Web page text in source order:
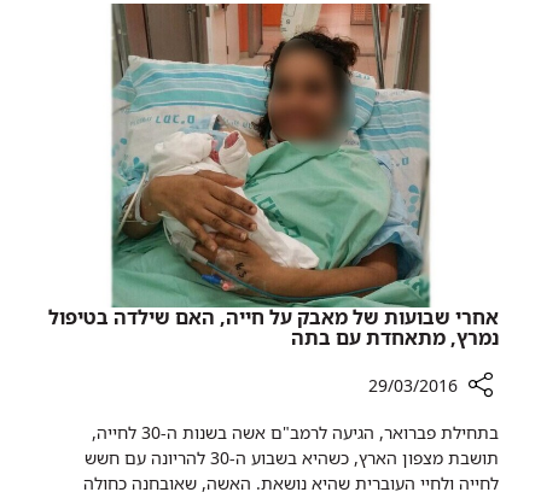
מזמינים
אתכם
לשחות
למען
קידום
מחקר
מציל
חיים
אחרי שבועות של מאבק על חייה, האם שילדה בטיפול
נמרץ, מתאחדת עם בתה
שיתוף
אחרי
29/03/2016
בתחילת פברואר, הגיעה לרמב"ם אשה בשנות ה-30 לחייה,
תושבת מצפון הארץ, כשהיא בשבוע ה-30 להריונה עם חשש
לחייה ולחיי העוברית שהיא נושאת. האשה, שאובחנה כחולה